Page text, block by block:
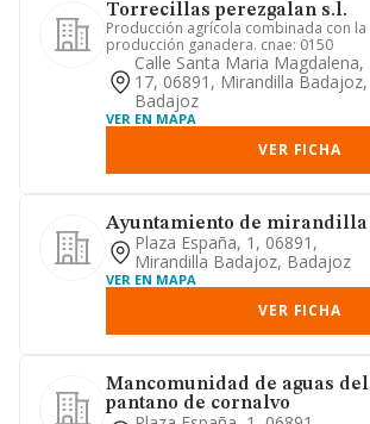
Torrecillas perezgalan s.l.
Producción agrícola combinada con la
producción ganadera. cnae: 0150
Calle Santa Maria Magdalena,
17, 06891, Mirandilla Badajoz,
Badajoz
VER EN MAPA
VER FICHA
Ayuntamiento de mirandilla
Plaza España, 1, 06891,
Mirandilla Badajoz, Badajoz
VER EN MAPA
VER FICHA
Mancomunidad de aguas del
pantano de cornalvo